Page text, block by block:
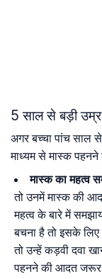
5 साल से बड़ी
अगर बच्चा पांच साल
माध्यम से मास्क
मास्क का महत्व
तो उनमें मास्क की
महत्व के बारे में
बचना है तो इसके
तो उन्हें कड़वी दवा
पहनने की आदत जरूर